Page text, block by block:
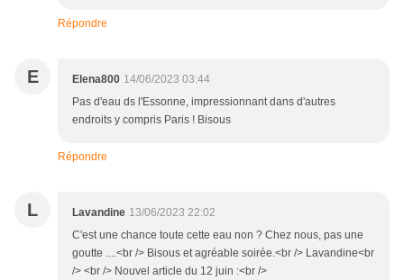
Répondre
E Elena800 14/06/2023 03:44
Pas d'eau ds l'Essonne, impressionnant dans d'autres
endroits y compris Paris ! Bisous
Répondre
L Lavandine 13/06/2023 22:02
C'est une chance toute cette eau non ? Chez nous, pas une
goutte ....<br /> Bisous et agréable soirée.<br /> Lavandine<br
/> <br /> Nouvel article du 12 juin :<br />